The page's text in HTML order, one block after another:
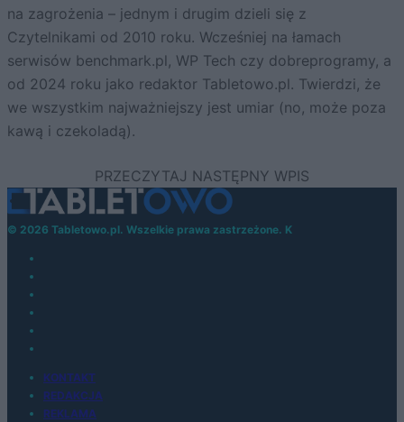
na zagrożenia – jednym i drugim dzieli się z
Czytelnikami od 2010 roku. Wcześniej na łamach
serwisów benchmark.pl, WP Tech czy dobreprogramy, a
od 2024 roku jako redaktor Tabletowo.pl. Twierdzi, że
we wszystkim najważniejszy jest umiar (no, może poza
kawą i czekoladą).
© 2026 Tabletowo.pl. Wszelkie prawa zastrzeżone. K
KONTAKT
REDAKCJA
REKLAMA